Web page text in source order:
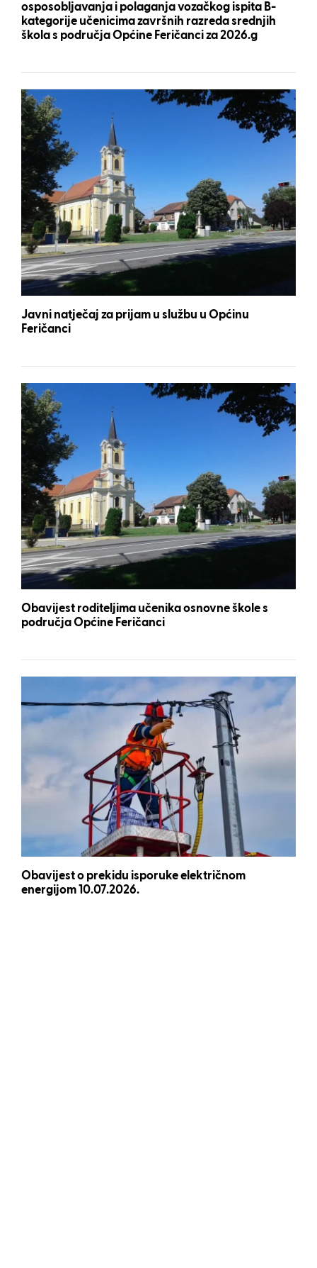
osposobljavanja i polaganja vozačkog ispita B-
kategorije učenicima završnih razreda srednjih
škola s područja Općine Feričanci za 2026.g
Javni natječaj za prijam u službu u Općinu
Feričanci
Obavijest roditeljima učenika osnovne škole s
područja Općine Feričanci
Obavijest o prekidu isporuke električnom
energijom 10.07.2026.